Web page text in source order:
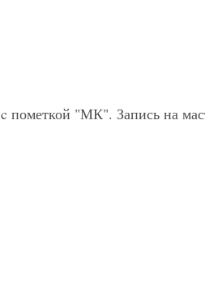
c пометкой "МК". Запись на